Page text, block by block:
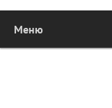
Меню